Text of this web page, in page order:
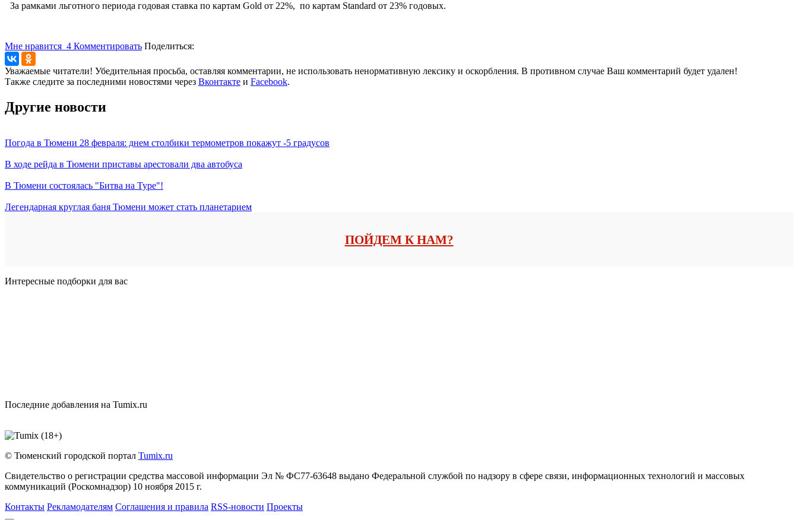
За рамками льготного периода годовая ставка по картам Gold от 22%, по картам Standard от 23% годовых.
Мне нравится 4 Комментировать Поделиться:
Уважаемые читатели! Убедительная просьба, оставляя комментарии, не использовать ненормативную лексику и оскорбления. В противном случае Ваш комментарий будет удален!
Также следите за последними новостями через Вконтакте и Facebook.
Другие новости
Погода в Тюмени 28 февраля: днем столбики термометров покажут -5 градусов
В ходе рейда в Тюмени приставы арестовали два автобуса
В Тюмени состоялась "Битва на Туре"!
Легендарная круглая баня Тюмени может стать планетарием
ПОЙДЕМ К НАМ?
Интересные подборки для вас
Последние добавления на Tumix.ru
© Тюменский городской портал Tumix.ru
Свидетельство о регистрации средства массовой информации Эл № ФС77-63648 выдано Федеральной службой по надзору в сфере связи, информационных технологий и массовых
коммуникаций (Роскомнадзор) 10 ноября 2015 г.
Контакты Рекламодателям Соглашения и правила RSS-новости Проекты